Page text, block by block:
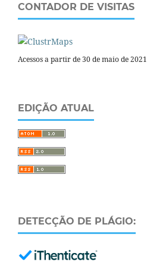
CONTADOR DE VISITAS
Acessos a partir de 30 de maio de 2021
EDIÇÃO ATUAL
DETECÇÃO DE PLÁGIO: